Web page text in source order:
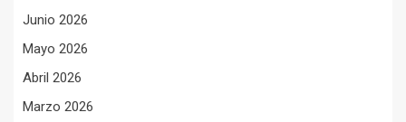
Junio 2026
Mayo 2026
Abril 2026
Marzo 2026